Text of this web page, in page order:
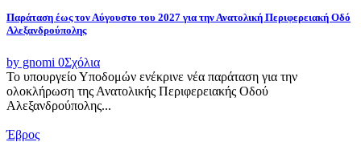
Παράταση έως τον Αύγουστο του 2027 για την Ανατολική Περιφερειακή Οδό
Αλεξανδρούπολης
by gnomi 0Σχόλια
Το υπουργείο Υποδομών ενέκρινε νέα παράταση για την
ολοκλήρωση της Ανατολικής Περιφερειακής Οδού
Αλεξανδρούπολης...
Έβρος